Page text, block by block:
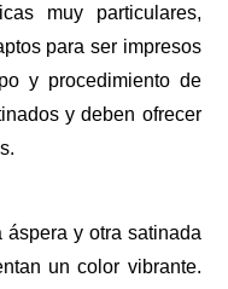
muy particulares,
para ser impresos
y procedimiento de
y deben ofrecer
y otra satinada
un color vibrante.